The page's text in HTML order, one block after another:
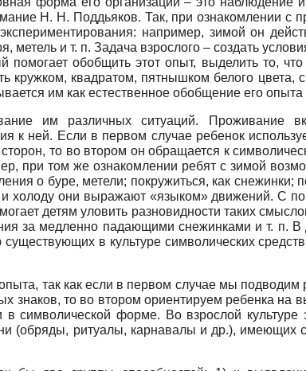
Н. Н. Поддьяков. Так, при ознакомлении
например, зимой он
метель и т. п. Задача взрослого – создать
помогает обобщить этот опыт, выделить то,
квадратом, пятнышком белого цвета,
им как естественное обобщение его
им различных ситуаций. Проживание
к ней. Если в первом случае ребенок
то во втором он обращается к
при том же ознакомлении ребят с зимой
о буре, метели; покружиться, как снежинки;
холоду они выражают «языком» движений. С
детям уловить разновидности таких
за медленно падающими снежинками и т. п.
в культуре символических
так как если в первом случае мы подводим
знаков, то во втором ориентируем ребенка на
в символической форме. Во взрослой
(обряды, ритуалы, карнавалы и др.), имеющих